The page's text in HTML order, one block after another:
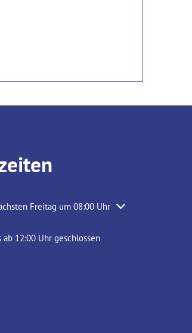
oder Schließzeiten auszublenden
Freitag um 08:00 Uhr
12:00 Uhr geschlossen